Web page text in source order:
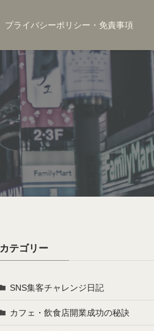
プライバシーポリシー・免責事項
カテゴリー
SNS集客チャレンジ日記
カフェ・飲食店開業成功の秘訣